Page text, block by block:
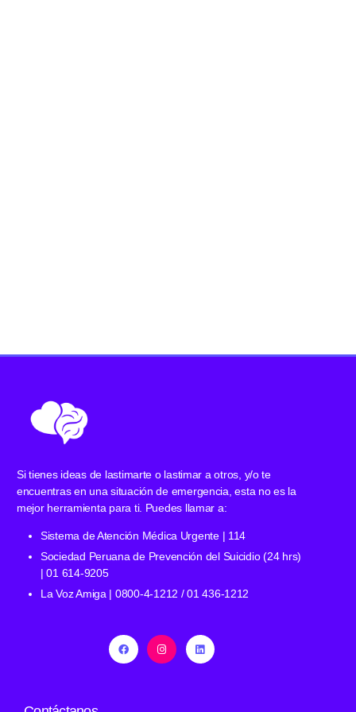
Si tienes ideas de lastimarte o lastimar a otros, y/o te
encuentras en una situación de emergencia, esta no es la
mejor herramienta para ti. Puedes llamar a:
Sistema de Atención Médica Urgente | 114
Sociedad Peruana de Prevención del Suicidio (24 hrs)
| 01 614-9205
La Voz Amiga | 0800-4-1212 / 01 436-1212